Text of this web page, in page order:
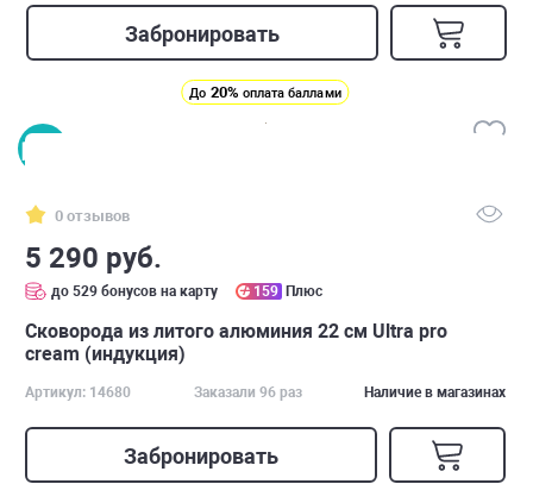
Забронировать
До 20% оплата баллами
0 отзывов
5 290 руб.
до 529 бонусов на карту 159 Плюс
Сковорода из литого алюминия 22 см Ultra pro
cream (индукция)
Артикул: 14680 Заказали 96 раз Наличие в магазинах
Забронировать